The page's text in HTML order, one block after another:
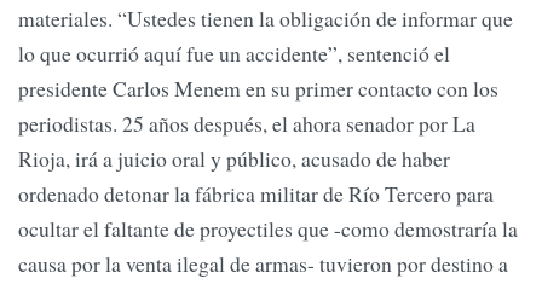
materiales. “Ustedes tienen la obligación de informar que
lo que ocurrió aquí fue un accidente”, sentenció el
presidente Carlos Menem en su primer contacto con los
periodistas. 25 años después, el ahora senador por La
Rioja, irá a juicio oral y público, acusado de haber
ordenado detonar la fábrica militar de Río Tercero para
ocultar el faltante de proyectiles que -como demostraría la
causa por la venta ilegal de armas- tuvieron por destino a